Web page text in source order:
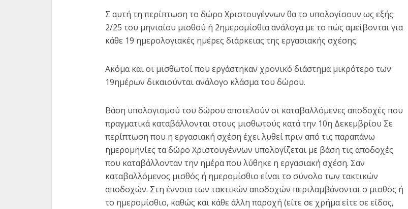
Σ αυτή τη περίπτωση το δώρο Χριστουγέννων θα το υπολογίσουν ως εξής:
2/25 του μηνιαίου μισθού ή 2ημερομίσθια ανάλογα με το πώς αμείβονται για
κάθε 19 ημερολογιακές ημέρες διάρκειας της εργασιακής σχέσης.
Ακόμα και οι μισθωτοί που εργάστηκαν χρονικό διάστημα μικρότερο των
19ημέρων δικαιούνται ανάλογο κλάσμα του δώρου.
Βάση υπολογισμού του δώρου αποτελούν οι καταβαλλόμενες αποδοχές που
πραγματικά καταβάλλονται στους μισθωτούς κατά την 10η Δεκεμβρίου Σε
περίπτωση που η εργασιακή σχέση έχει λυθεί πριν από τις παραπάνω
ημερομηνίες τα δώρο Χριστουγέννων υπολογίζεται με βάση τις αποδοχές
που καταβάλλονταν την ημέρα που λύθηκε η εργασιακή σχέση. Σαν
καταβαλλόμενος μισθός ή ημερομίσθιο είναι το σύνολο των τακτικών
αποδοχών. Στη έννοια των τακτικών αποδοχών περιλαμβάνονται ο μισθός ή
το ημερομίσθιο, καθώς και κάθε άλλη παροχή (είτε σε χρήμα είτε σε είδος,